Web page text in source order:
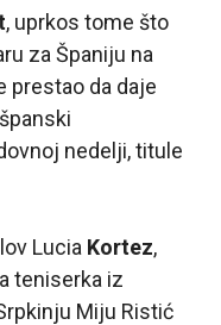
, uprkos tome što
za Španiju na
prestao da daje
nedelji, titule
Lucia Kortez,
teniserka iz
Miju Ristić